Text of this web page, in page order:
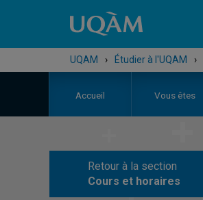
UQAM › Étudier à l'UQAM ›
Accueil Vous êtes
Retour à la section
Cours et horaires